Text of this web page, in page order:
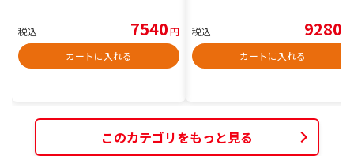
税込 7540円
カートに入れる
税込 9280
カートに入れる
このカテゴリをもっと見る